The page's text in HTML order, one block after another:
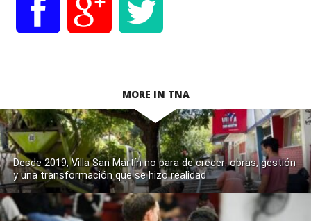
MORE IN TNA
Desde 2019, Villa San Martín no para de crecer: obras, gestión
y una transformación que se hizo realidad